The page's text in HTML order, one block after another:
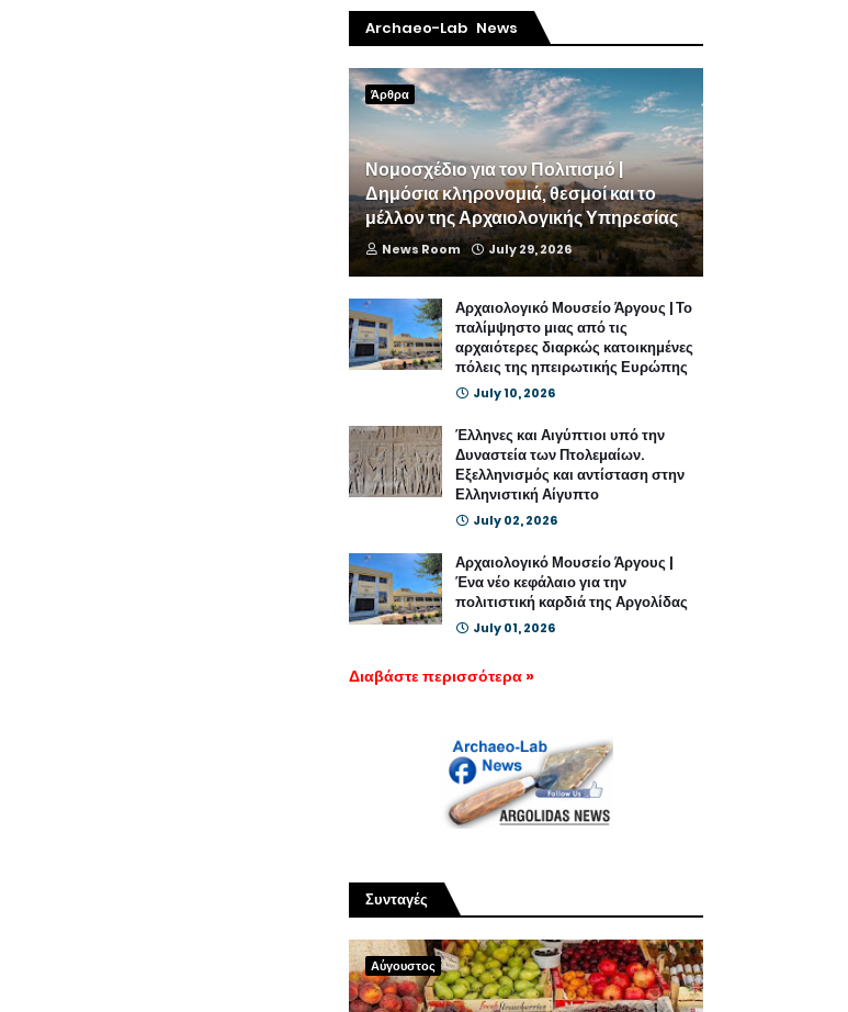
Archaeo-Lab News
Άρθρα
Νομοσχέδιο για τον Πολιτισμό |
Δημόσια κληρονομιά, θεσμοί και το
μέλλον της Αρχαιολογικής Υπηρεσίας
News Room July 29, 2026
Αρχαιολογικό Μουσείο Άργους | Το
παλίμψηστο μιας από τις
αρχαιότερες διαρκώς κατοικημένες
πόλεις της ηπειρωτικής Ευρώπης
July 10, 2026
Έλληνες και Αιγύπτιοι υπό την
Δυναστεία των Πτολεμαίων.
Εξελληνισμός και αντίσταση στην
Ελληνιστική Αίγυπτο
July 02, 2026
Αρχαιολογικό Μουσείο Άργους |
Ένα νέο κεφάλαιο για την
πολιτιστική καρδιά της Αργολίδας
July 01, 2026
Διαβάστε περισσότερα »
Συνταγές
Αύγουστος